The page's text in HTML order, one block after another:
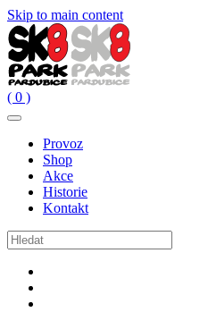
Skip to main content
( 0 )
Provoz
Shop
Akce
Historie
Kontakt